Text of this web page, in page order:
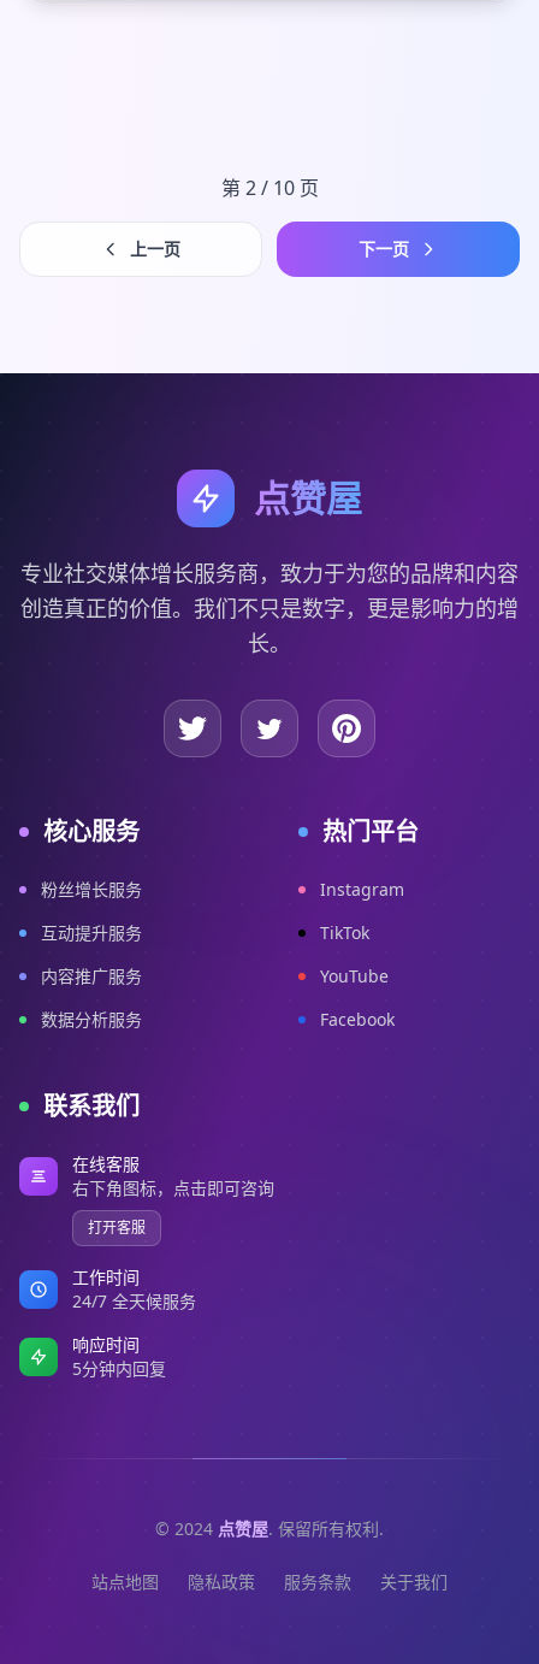
第 2 / 10 页
上一页 下一页
点赞屋
专业社交媒体增长服务商，致力于为您的品牌和内容
创造真正的价值。我们不只是数字，更是影响力的增
长。
核心服务
粉丝增长服务
互动提升服务
内容推广服务
数据分析服务
热门平台
Instagram
TikTok
YouTube
Facebook
联系我们
在线客服
右下角图标，点击即可咨询
打开客服
工作时间
24/7 全天候服务
响应时间
5分钟内回复
© 2024 点赞屋. 保留所有权利.
站点地图 隐私政策 服务条款 关于我们